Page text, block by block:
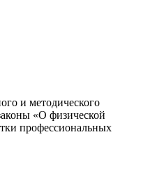
и методического
«О физической
профессиональных